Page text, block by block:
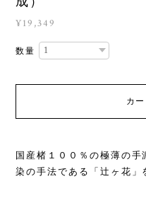
¥19,349
数量
カ
国産楮１００％の極薄の
染の手法である「辻ヶ花」